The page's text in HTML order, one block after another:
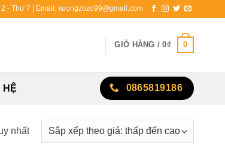
- Thứ 7 | Email: xuongzozo99@gmail.com
GIỎ HÀNG /0₫ 0
HỆ 0865819186
nhất